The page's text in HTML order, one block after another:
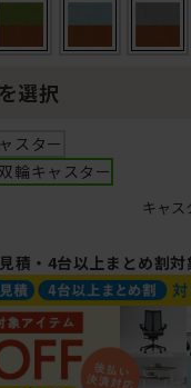
選択
スター
輪キャスター
キャ
積・4台以上まとめ割対